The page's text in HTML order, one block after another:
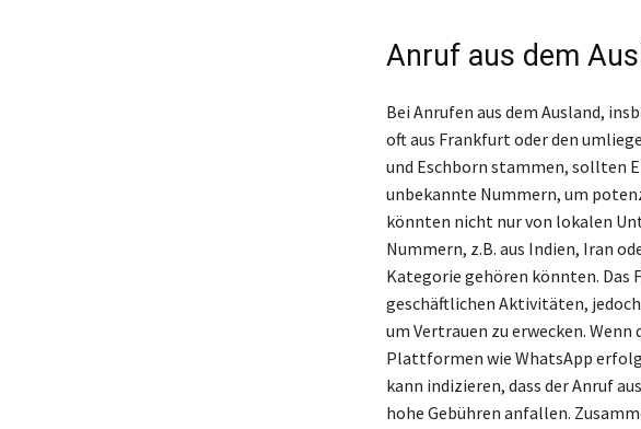
Anruf aus dem
Bei Anrufen aus dem Ausland,
oft aus Frankfurt oder den
und Eschborn stammen, sollten
unbekannte Nummern, um
könnten nicht nur von lokalen
Nummern, z.B. aus Indien, Iran
Kategorie gehören könnten.
geschäftlichen Aktivitäten,
um Vertrauen zu erwecken.
Plattformen wie WhatsApp
kann indizieren, dass der Anruf
hohe Gebühren anfallen.